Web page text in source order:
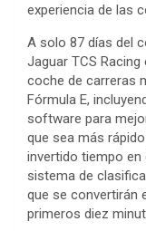
experiencia de las
A solo 87 días del
Jaguar TCS
coche de carreras
Fórmula E,
software para
que sea más
invertido tiempo en
sistema de
que se convertirán
primeros diez